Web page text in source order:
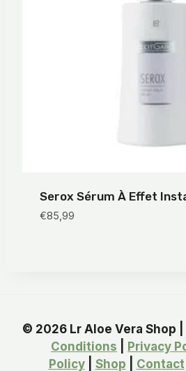
Serox Sérum À Effet
€85,99
© 2026 Lr Aloe Vera Shop |
Conditions
Privacy
Policy| Shop Contact